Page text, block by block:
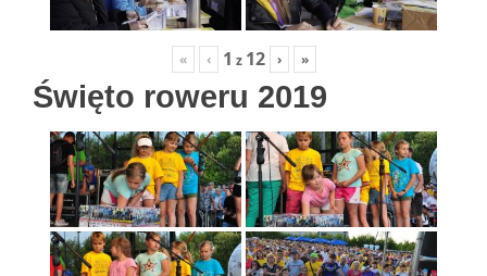
« ‹ 1 z 12 › »
Święto roweru 2019